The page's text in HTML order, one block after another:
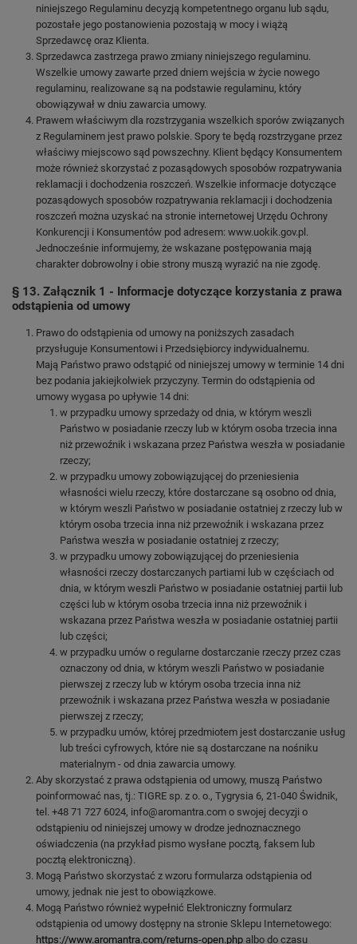
niniejszego Regulaminu decyzją kompetentnego organu lub sądu,
pozostałe jego postanowienia pozostają w mocy i wiążą
Sprzedawcę oraz Klienta.
Sprzedawca zastrzega prawo zmiany niniejszego regulaminu.
Wszelkie umowy zawarte przed dniem wejścia w życie nowego
regulaminu, realizowane są na podstawie regulaminu, który
obowiązywał w dniu zawarcia umowy.
Prawem właściwym dla rozstrzygania wszelkich sporów związanych
z Regulaminem jest prawo polskie. Spory te będą rozstrzygane przez
właściwy miejscowo sąd powszechny. Klient będący Konsumentem
może również skorzystać z pozasądowych sposobów rozpatrywania
reklamacji i dochodzenia roszczeń. Wszelkie informacje dotyczące
pozasądowych sposobów rozpatrywania reklamacji i dochodzenia
roszczeń można uzyskać na stronie internetowej Urzędu Ochrony
Konkurencji i Konsumentów pod adresem: www.uokik.gov.pl.
Jednocześnie informujemy, że wskazane postępowania mają
charakter dobrowolny i obie strony muszą wyrazić na nie zgodę.
§ 13. Załącznik 1 - Informacje dotyczące korzystania z prawa
odstąpienia od umowy
Prawo do odstąpienia od umowy na poniższych zasadach
przysługuje Konsumentowi i Przedsiębiorcy indywidualnemu.
Mają Państwo prawo odstąpić od niniejszej umowy w terminie 14 dni
bez podania jakiejkolwiek przyczyny. Termin do odstąpienia od
umowy wygasa po upływie 14 dni:
w przypadku umowy sprzedaży od dnia, w którym weszli
Państwo w posiadanie rzeczy lub w którym osoba trzecia inna
niż przewoźnik i wskazana przez Państwa weszła w posiadanie
rzeczy;
w przypadku umowy zobowiązującej do przeniesienia
własności wielu rzeczy, które dostarczane są osobno od dnia,
w którym weszli Państwo w posiadanie ostatniej z rzeczy lub w
którym osoba trzecia inna niż przewoźnik i wskazana przez
Państwa weszła w posiadanie ostatniej z rzeczy;
w przypadku umowy zobowiązującej do przeniesienia
własności rzeczy dostarczanych partiami lub w częściach od
dnia, w którym weszli Państwo w posiadanie ostatniej partii lub
części lub w którym osoba trzecia inna niż przewoźnik i
wskazana przez Państwa weszła w posiadanie ostatniej partii
lub części;
w przypadku umów o regularne dostarczanie rzeczy przez czas
oznaczony od dnia, w którym weszli Państwo w posiadanie
pierwszej z rzeczy lub w którym osoba trzecia inna niż
przewoźnik i wskazana przez Państwa weszła w posiadanie
pierwszej z rzeczy;
w przypadku umów, której przedmiotem jest dostarczanie usług
lub treści cyfrowych, które nie są dostarczane na nośniku
materialnym - od dnia zawarcia umowy.
Aby skorzystać z prawa odstąpienia od umowy, muszą Państwo
poinformować nas, tj.: TIGRE sp. z o. o., Tygrysia 6, 21-040 Świdnik,
tel. +48 71 727 6024, info@aromantra.com o swojej decyzji o
odstąpieniu od niniejszej umowy w drodze jednoznacznego
oświadczenia (na przykład pismo wysłane pocztą, faksem lub
pocztą elektroniczną).
Mogą Państwo skorzystać z wzoru formularza odstąpienia od
umowy, jednak nie jest to obowiązkowe.
Mogą Państwo również wypełnić Elektroniczny formularz
odstąpienia od umowy dostępny na stronie Sklepu Internetowego:
https://www.aromantra.com/returns-open.php albo do czasu